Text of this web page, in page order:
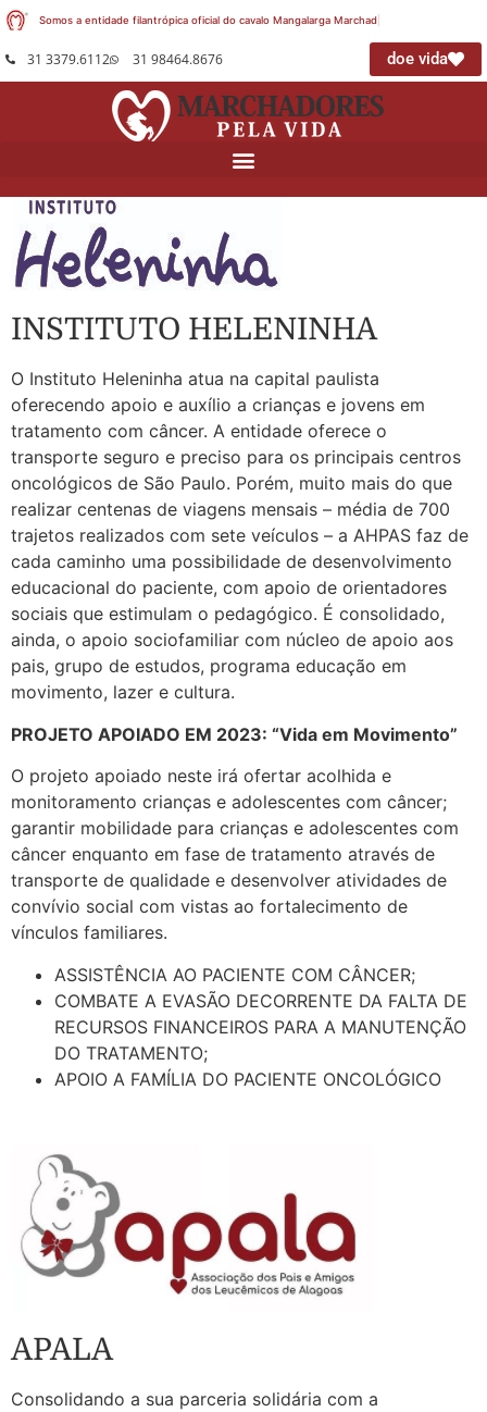
Somos a entidade filantrópica oficial do cavalo Mangalarga Marchador
31 3379.6112 31 98464.8676 doe vida
INSTITUTO HELENINHA
O Instituto Heleninha atua na capital paulista
oferecendo apoio e auxílio a crianças e jovens em
tratamento com câncer. A entidade oferece o
transporte seguro e preciso para os principais centros
oncológicos de São Paulo. Porém, muito mais do que
realizar centenas de viagens mensais – média de 700
trajetos realizados com sete veículos – a AHPAS faz de
cada caminho uma possibilidade de desenvolvimento
educacional do paciente, com apoio de orientadores
sociais que estimulam o pedagógico. É consolidado,
ainda, o apoio sociofamiliar com núcleo de apoio aos
pais, grupo de estudos, programa educação em
movimento, lazer e cultura.
PROJETO APOIADO EM 2023: “Vida em Movimento”
O projeto apoiado neste irá ofertar acolhida e
monitoramento crianças e adolescentes com câncer;
garantir mobilidade para crianças e adolescentes com
câncer enquanto em fase de tratamento através de
transporte de qualidade e desenvolver atividades de
convívio social com vistas ao fortalecimento de
vínculos familiares.
ASSISTÊNCIA AO PACIENTE COM CÂNCER;
COMBATE A EVASÃO DECORRENTE DA FALTA DE
RECURSOS FINANCEIROS PARA A MANUTENÇÃO
DO TRATAMENTO;
APOIO A FAMÍLIA DO PACIENTE ONCOLÓGICO
APALA
Consolidando a sua parceria solidária com a